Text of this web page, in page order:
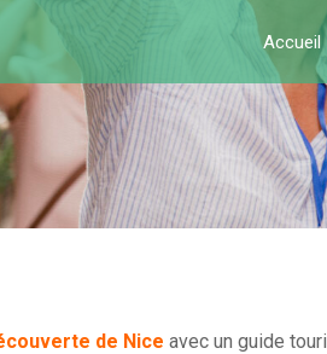
Accueil
de Nice avec un guide